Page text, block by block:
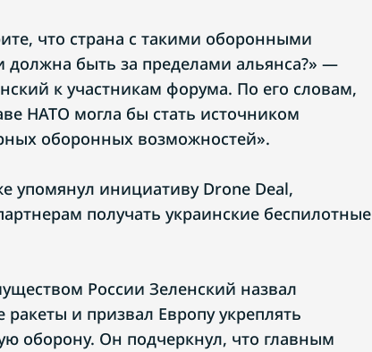
что страна с такими оборонными
должна быть за пределами альянса?» —
к участникам форума. По его словам,
НАТО могла бы стать источником
оборонных возможностей».
упомянул инициативу Drone Deal,
получать украинские беспилотные
России Зеленский назвал
ракеты и призвал Европу укреплять
оборону. Он подчеркнул, что главным